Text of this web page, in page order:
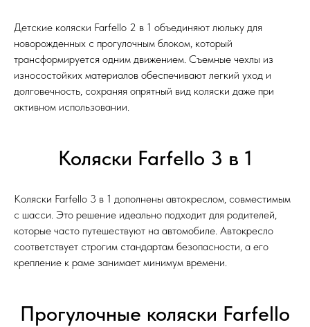
Детские коляски Farfello 2 в 1 объединяют люльку для
новорожденных с прогулочным блоком, который
трансформируется одним движением. Съемные чехлы из
износостойких материалов обеспечивают легкий уход и
долговечность, сохраняя опрятный вид коляски даже при
активном использовании.
Коляски Farfello 3 в 1
Коляски Farfello 3 в 1 дополнены автокреслом, совместимым
с шасси. Это решение идеально подходит для родителей,
которые часто путешествуют на автомобиле. Автокресло
соответствует строгим стандартам безопасности, а его
крепление к раме занимает минимум времени.
Прогулочные коляски Farfello